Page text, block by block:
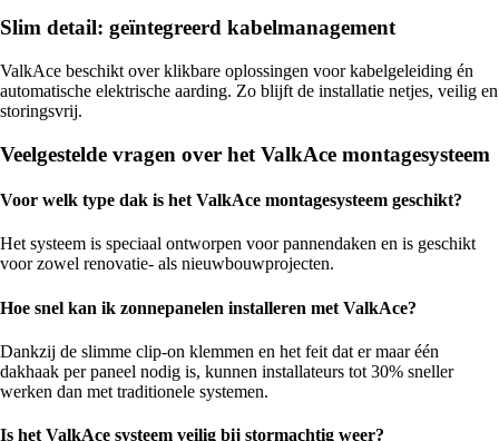
Slim detail: geïntegreerd kabelmanagement
ValkAce beschikt over klikbare oplossingen voor kabelgeleiding én
automatische elektrische aarding. Zo blijft de installatie netjes, veilig en
storingsvrij.
Veelgestelde vragen over het ValkAce montagesysteem
Voor welk type dak is het ValkAce montagesysteem geschikt?
Het systeem is speciaal ontworpen voor pannendaken en is geschikt
voor zowel renovatie- als nieuwbouwprojecten.
Hoe snel kan ik zonnepanelen installeren met ValkAce?
Dankzij de slimme clip-on klemmen en het feit dat er maar één
dakhaak per paneel nodig is, kunnen installateurs tot 30% sneller
werken dan met traditionele systemen.
Is het ValkAce systeem veilig bij stormachtig weer?